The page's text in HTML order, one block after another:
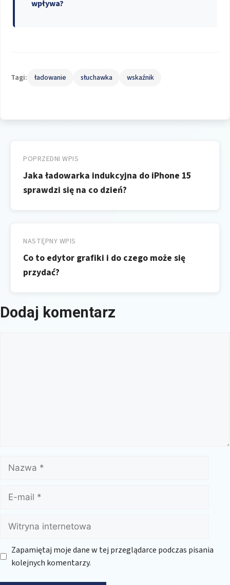
wpływa?
Tagi: ładowanie słuchawka wskaźnik
wpisu
POPRZEDNI WPIS
Jaka ładowarka indukcyjna do iPhone 15
sprawdzi się na co dzień?
NASTĘPNY WPIS
Co to edytor grafiki i do czego może się
przydać?
Dodaj komentarz
Nazwa
mail
Witryna
internetowa
Zapamiętaj moje dane w tej przeglądarce podczas pisania
kolejnych komentarzy.